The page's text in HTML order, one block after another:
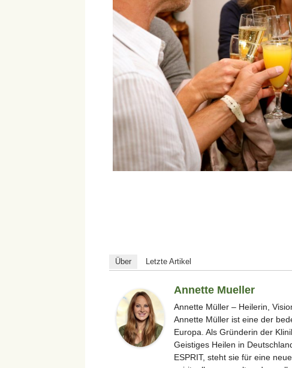
Über Letzte Artikel
Annette Mueller
Annette Müller – Heilerin,
Annette Müller ist eine der
Europa. Als Gründerin der
Geistiges Heilen in
ESPRIT, steht sie für eine